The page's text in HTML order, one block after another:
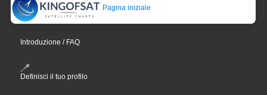
Pagina iniziale
Introduzione / FAQ
Definisci il tuo profilo